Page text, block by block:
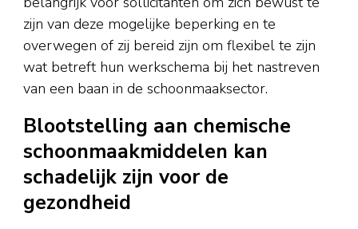
zijn van deze mogelijke beperking en te
overwegen of zij bereid zijn om flexibel te zijn
wat betreft hun werkschema bij het nastreven
van een baan in de schoonmaaksector.
Blootstelling aan chemische
schoonmaakmiddelen kan
schadelijk zijn voor de
gezondheid